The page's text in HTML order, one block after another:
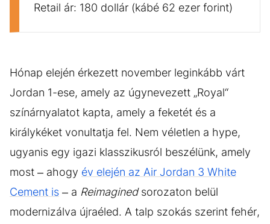
Retail ár: 180 dollár (kábé 62 ezer forint)
Hónap elején érkezett november leginkább várt
Jordan 1-ese, amely az úgynevezett „Royal“
színárnyalatot kapta, amely a feketét és a
királykéket vonultatja fel. Nem véletlen a hype,
ugyanis egy igazi klasszikusról beszélünk, amely
most – ahogy év elején az Air Jordan 3 White
Cement is – a Reimaginedsorozaton belül
modernizálva újraéled. A talp szokás szerint fehér,